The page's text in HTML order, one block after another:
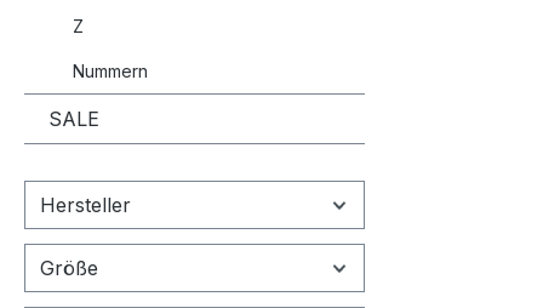
Z
Nummern
SALE
Hersteller
Größe